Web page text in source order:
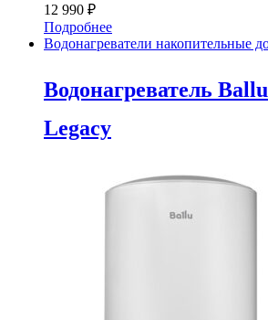
12 990 ₽
Подробнее
Водонагреватели накопительные
Водонагреватель
Legacy